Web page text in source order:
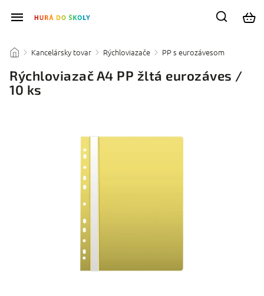
/ Kancelársky tovar / Rýchloviazače / PP s eurozávesom
Rýchloviazač A4 PP žltá eurozáves /
10 ks